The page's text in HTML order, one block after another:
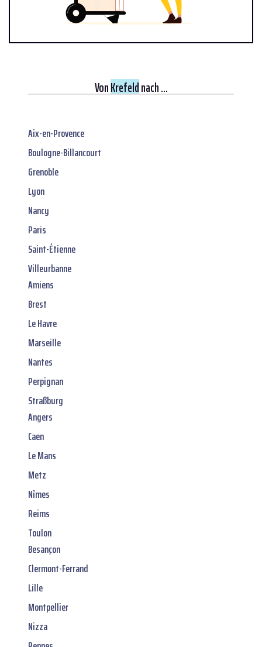
VonKrefeldnach ...
Aix-en-Provence
Boulogne-Billancourt
Grenoble
Lyon
Nancy
Paris
Saint-Étienne
Villeurbanne
Amiens
Brest
Le Havre
Marseille
Nantes
Perpignan
Straßburg
Angers
Caen
Le Mans
Metz
Nîmes
Reims
Toulon
Besançon
Clermont-Ferrand
Lille
Montpellier
Nizza